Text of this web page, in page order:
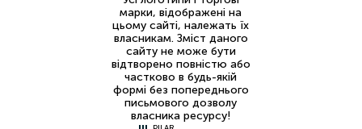
марки, відображені на
цьому сайті, належать їх
власникам. Зміст даного
сайту не може бути
відтворено повністю або
частково в будь-якій
формі без попереднього
письмового дозволу
власника ресурсу!